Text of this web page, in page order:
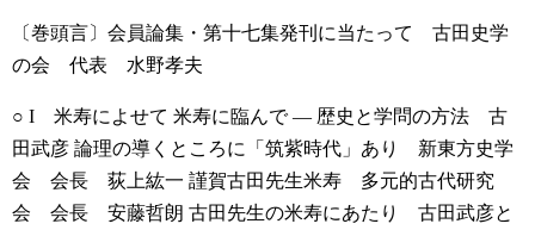
〔巻頭言〕会員論集・第十七集発刊に当たって 古田史学
の会 代表 水野孝夫
○ I 米寿によせて 米寿に臨んで — 歴史と学問の方法 古
田武彦 論理の導くところに「筑紫時代」あり 新東方史学
会 会長 荻上紘一 謹賀古田先生米寿 多元的古代研究
会 会長 安藤哲朗 古田先生の米寿にあたり 古田武彦と